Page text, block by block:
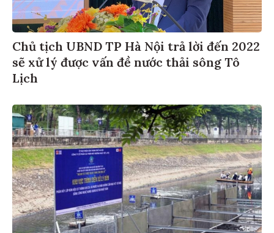
Chủ tịch UBND TP Hà Nội trả lời đến 2022
sẽ xử lý được vấn đề nước thải sông Tô
Lịch